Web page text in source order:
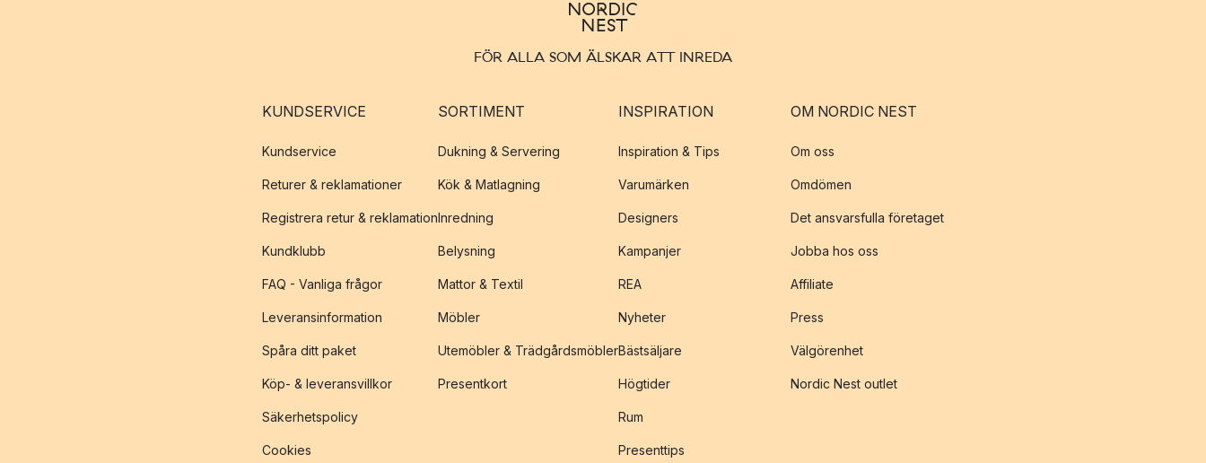
FÖR ALLA SOM ÄLSKAR ATT INREDA
KUNDSERVICE
Kundservice
Returer & reklamationer
Registrera retur & reklamation
Kundklubb
FAQ - Vanliga frågor
Leveransinformation
Spåra ditt paket
Köp- & leveransvillkor
Säkerhetspolicy
Cookies
SORTIMENT
Dukning & Servering
Kök & Matlagning
Inredning
Belysning
Mattor & Textil
Möbler
Utemöbler & Trädgårdsmöbler
Presentkort
INSPIRATION
Inspiration & Tips
Varumärken
Designers
Kampanjer
REA
Nyheter
Bästsäljare
Högtider
Rum
Presenttips
OM NORDIC NEST
Om oss
Omdömen
Det ansvarsfulla företaget
Jobba hos oss
Affiliate
Press
Välgörenhet
Nordic Nest outlet